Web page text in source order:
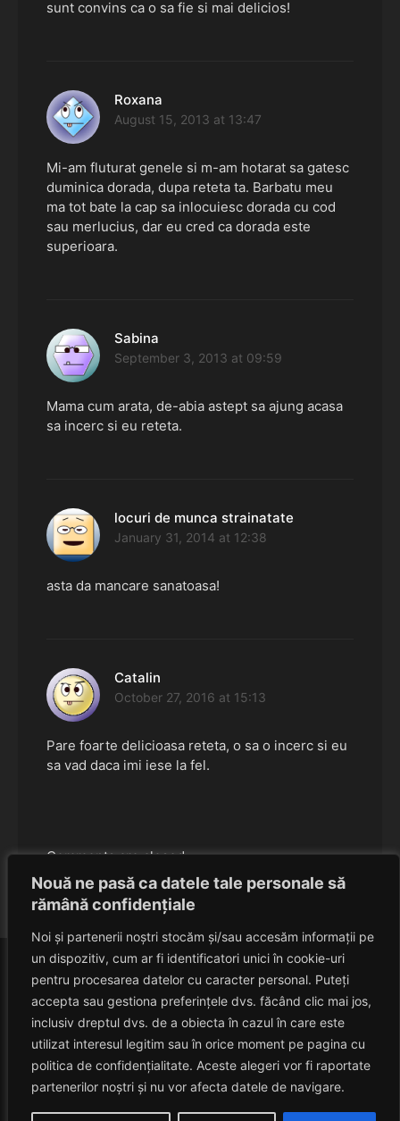
Nouă ne pasă ca datele tale personale să
rămână confidențiale
Noi și partenerii noștri stocăm și/sau accesăm informații pe
un dispozitiv, cum ar fi identificatori unici în cookie-uri
pentru procesarea datelor cu caracter personal. Puteți
accepta sau gestiona preferințele dvs. făcând clic mai jos,
inclusiv dreptul dvs. de a obiecta în cazul în care este
utilizat interesul legitim sau în orice moment pe pagina cu
politica de confidențialitate. Aceste alegeri vor fi raportate
partenerilor noștri și nu vor afecta datele de navigare.
sunt convins ca o sa fie si mai delicios!
Roxana
August 15, 2013 at 13:47
Mi-am fluturat genele si m-am hotarat sa gatesc
duminica dorada, dupa reteta ta. Barbatu meu
ma tot bate la cap sa inlocuiesc dorada cu cod
sau merlucius, dar eu cred ca dorada este
superioara.
Sabina
September 3, 2013 at 09:59
Mama cum arata, de-abia astept sa ajung acasa
sa incerc si eu reteta.
locuri de munca strainatate
January 31, 2014 at 12:38
asta da mancare sanatoasa!
Catalin
October 27, 2016 at 15:13
Pare foarte delicioasa reteta, o sa o incerc si eu
sa vad daca imi iese la fel.
Comments are closed.
HAVANACAFE